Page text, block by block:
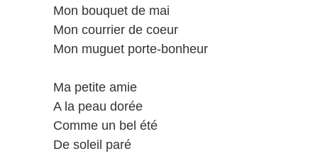
Mon bouquet de mai
Mon courrier de coeur
Mon muguet porte-bonheur
Ma petite amie
A la peau dorée
Comme un bel été
De soleil paré